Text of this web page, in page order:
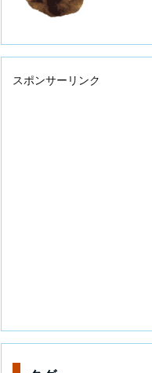
スポンサーリンク